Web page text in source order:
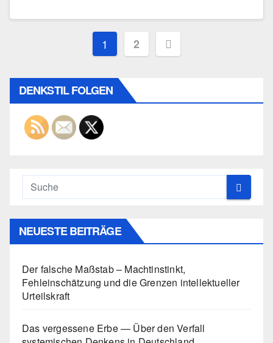
Seitennummerierung
Beiträge
1 2
DENKSTIL FOLGEN
NEUESTE BEITRÄGE
Der falsche Maßstab – Machtinstinkt,
Fehleinschätzung und die Grenzen intellektueller
Urteilskraft
Das vergessene Erbe — Über den Verfall